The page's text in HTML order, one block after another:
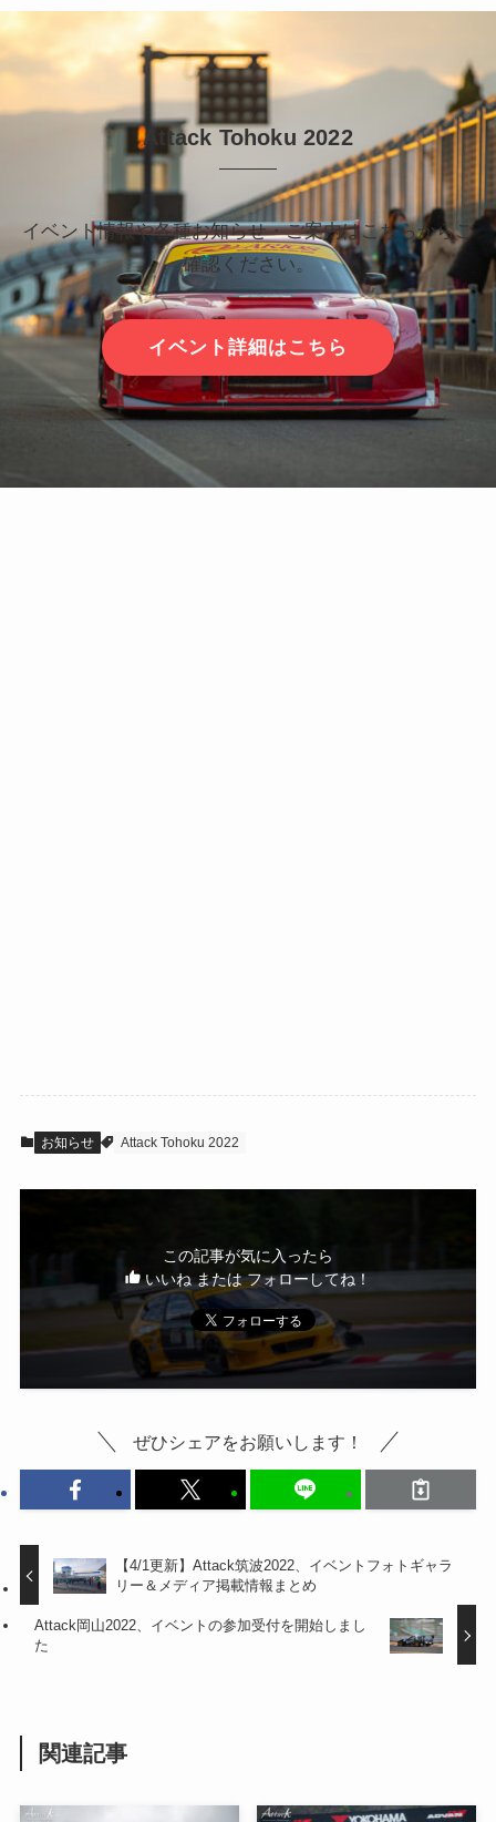
Attack Tohoku 2022
イベント情報や各種お知らせ・ご案内はこちらからご
確認ください。
イベント詳細はこちら
お知らせ Attack Tohoku 2022
この記事が気に入ったら
いいね または フォローしてね！
ぜひシェアをお願いします！
【4/1更新】Attack筑波2022、イベントフォトギャラ
リー＆メディア掲載情報まとめ
Attack岡山2022、イベントの参加受付を開始しまし
た
関連記事